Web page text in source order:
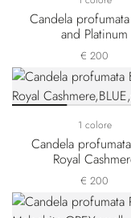
Candela
and Platinum
€ 200
1 colore
Candela
Royal
€ 200